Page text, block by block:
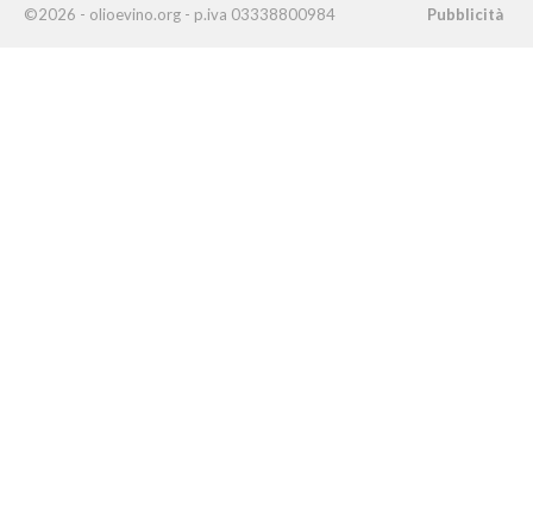
©2026 - olioevino.org - p.iva 03338800984 Pubblicità